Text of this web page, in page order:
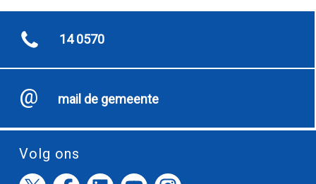
14 0570
mail de gemeente
Volg ons